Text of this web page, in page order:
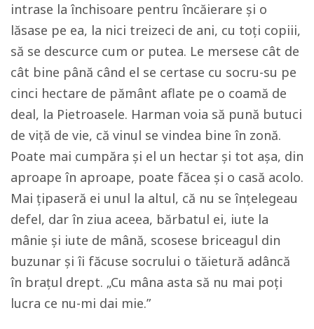
intrase la închisoare pentru încăierare și o
lăsase pe ea, la nici treizeci de ani, cu toți copiii,
să se descurce cum or putea. Le mersese cât de
cât bine până când el se certase cu socru-su pe
cinci hectare de pământ aflate pe o coamă de
deal, la Pietroasele. Harman voia să pună butuci
de viță de vie, că vinul se vindea bine în zonă.
Poate mai cumpăra și el un hectar și tot așa, din
aproape în aproape, poate făcea și o casă acolo.
Mai țipaseră ei unul la altul, că nu se înțelegeau
defel, dar în ziua aceea, bărbatul ei, iute la
mânie și iute de mână, scosese briceagul din
buzunar și îi făcuse socrului o tăietură adâncă
în brațul drept. „Cu mâna asta să nu mai poți
lucra ce nu-mi dai mie.”